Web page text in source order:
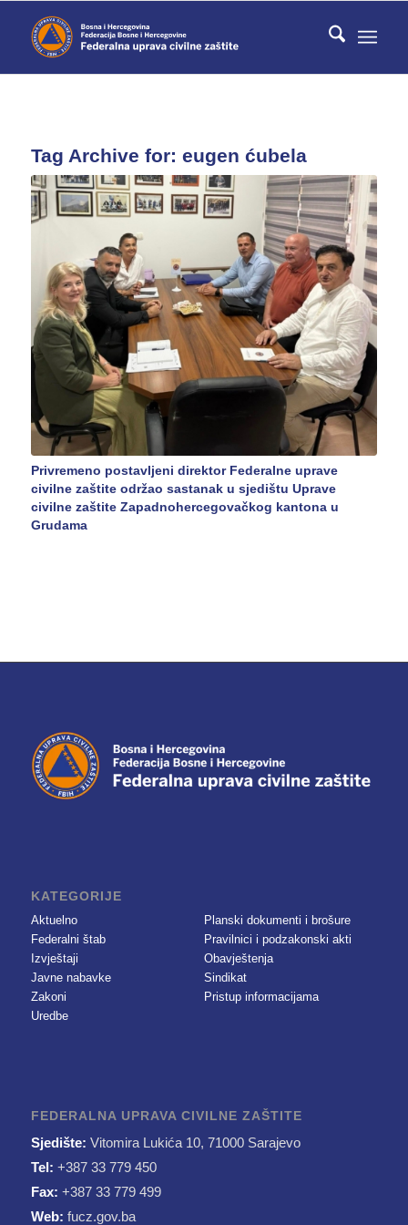
Tag Archive for: eugen ćubela
Privremeno postavljeni direktor Federalne uprave
civilne zaštite održao sastanak u sjedištu Uprave
civilne zaštite Zapadnohercegovačkog kantona u
Grudama
KATEGORIJE
Aktuelno
Federalni štab
Izvještaji
Javne nabavke
Zakoni
Uredbe
Planski dokumenti i brošure
Pravilnici i podzakonski akti
Obavještenja
Sindikat
Pristup informacijama
FEDERALNA UPRAVA CIVILNE ZAŠTITE
Sjedište: Vitomira Lukića 10, 71000 Sarajevo
Tel: +387 33 779 450
Fax: +387 33 779 499
Web: fucz.gov.ba